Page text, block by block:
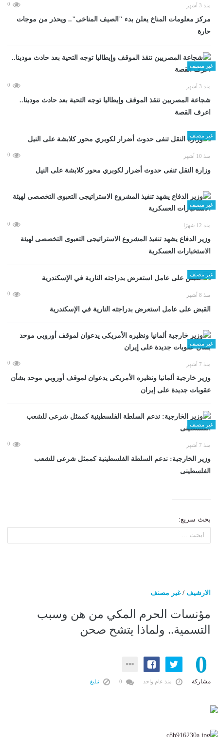
منذ 3 أشهر 0
مركز معلومات المناخ يعلن بدء "الصيف المناخى".. ويحذر من موجات
حارة
غير مصنف
منذ 3 أشهر 0
شجاعة المصريين تنقذ الموقف وإيطاليا توجه التحية بعد حادث مودينا..
اعرف القصة
غير مصنف
منذ 10 أشهر 0
وزارة النقل تنفى حدوث أضرار لكوبري محور كلابشة على النيل
غير مصنف
منذ 12 شهرًا 0
وزير الدفاع يشهد تنفيذ المشروع الاستراتيجى التعبوى التخصصى لهيئة
الاستخبارات العسكرية
غير مصنف
منذ 8 أشهر 0
القبض على عامل استعرض بدراجته النارية في الإسكندرية
غير مصنف
منذ 7 أشهر 0
وزير خارجية ألمانيا ونظيره الأمريكى يدعوان لموقف أوروبي موحد بشأن
عقوبات جديدة على إيران
غير مصنف
منذ 7 أشهر 0
وزير الخارجية: ندعم السلطة الفلسطينية كممثل شرعى للشعب
الفلسطينى
بحث سريع:
الارشيف /غير مصنف
مؤنسات الحرم المكي من هن وسبب
التسمية.. ولماذا يتشح صحن
0
مشاركة منذ عام واحد تبليغ